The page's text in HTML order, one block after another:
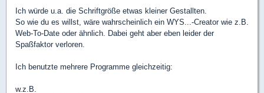
Ich würde u.a. die Schriftgröße etwas kleiner Gestallten.
So wie du es willst, wäre wahrscheinlich ein WYS...-Creator wie z.B.
Web-To-Date oder ähnlich. Dabei geht aber eben leider der
Spaßfaktor verloren.
Ich benutzte mehrere Programme gleichzeitig:
w.z.B.